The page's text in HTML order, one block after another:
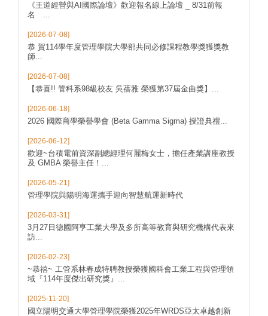
《王道經營與AI國際論壇》歡迎報名線上論壇 _ 8/31前報
名 ...
[2026-07-08]
恭 賀114學年度管理學院大學部共同必修課程教學獎獲獎教
師...
[2026-07-08]
【恭喜!! 管科系98級校友 吳蓓雅 榮獲第37屆金曲獎】...
[2026-06-18]
2026 國際商學榮譽學會 (Beta Gamma Sigma) 授證典禮...
[2026-06-12]
歡迎~台積電前資深副總經理何麗梅女士，擔任產業講座教授
及 GMBA 榮譽主任！...
[2026-05-21]
管理學院與陽明海運攜手迎向智慧航運新時代
[2026-03-31]
3月27日德國阿亨工業大學及多所高等教育與研究機構代表來
訪...
[2026-02-23]
~恭禧~ 工管系林春成特聘教授榮獲國科會工業工程與管理領
域『114年度傑出研究獎』...
[2025-11-20]
國立陽明交通大學管理學院榮獲2025年WRDS亞太卓越創新